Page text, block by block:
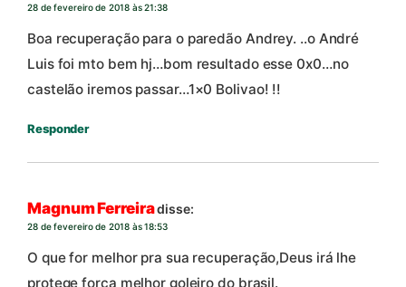
28 de fevereiro de 2018 às 21:38
Boa recuperação para o paredão Andrey. ..o André
Luis foi mto bem hj…bom resultado esse 0x0…no
castelão iremos passar…1×0 Bolivao! !!
Responder
Magnum Ferreiradisse:
28 de fevereiro de 2018 às 18:53
O que for melhor pra sua recuperação,Deus irá lhe
protege forca melhor goleiro do brasil.